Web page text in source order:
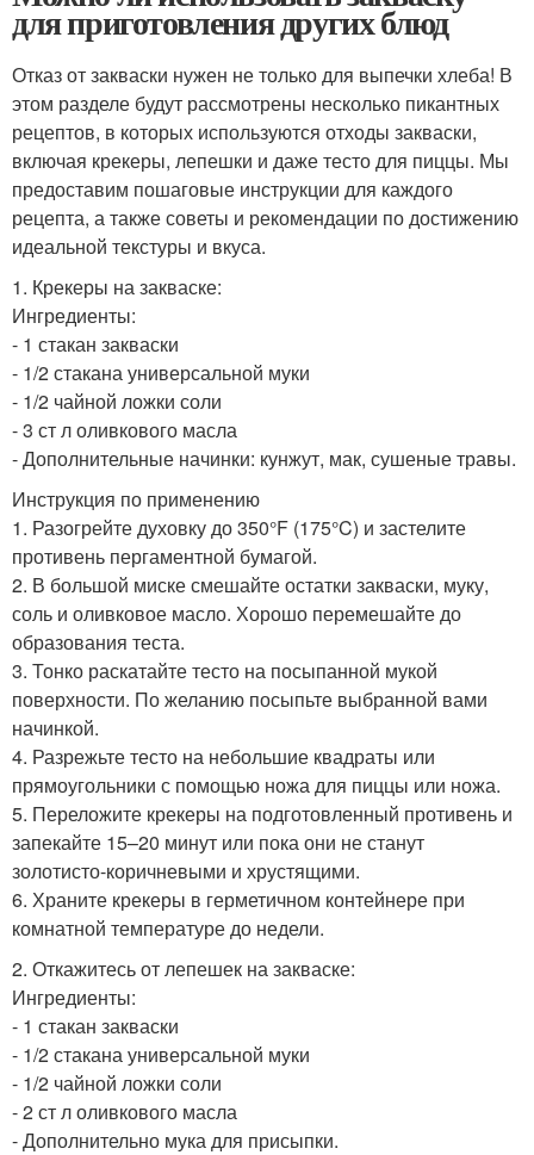
для приготовления других блюд
Отказ от закваски нужен не только для выпечки хлеба! В
этом разделе будут рассмотрены несколько пикантных
рецептов, в которых используются отходы закваски,
включая крекеры, лепешки и даже тесто для пиццы. Мы
предоставим пошаговые инструкции для каждого
рецепта, а также советы и рекомендации по достижению
идеальной текстуры и вкуса.
1. Крекеры на закваске:
Ингредиенты:
- 1 стакан закваски
- 1/2 стакана универсальной муки
- 1/2 чайной ложки соли
- 3 ст л оливкового масла
- Дополнительные начинки: кунжут, мак, сушеные травы.
Инструкция по применению
1. Разогрейте духовку до 350°F (175°C) и застелите
противень пергаментной бумагой.
2. В большой миске смешайте остатки закваски, муку,
соль и оливковое масло. Хорошо перемешайте до
образования теста.
3. Тонко раскатайте тесто на посыпанной мукой
поверхности. По желанию посыпьте выбранной вами
начинкой.
4. Разрежьте тесто на небольшие квадраты или
прямоугольники с помощью ножа для пиццы или ножа.
5. Переложите крекеры на подготовленный противень и
запекайте 15–20 минут или пока они не станут
золотисто-коричневыми и хрустящими.
6. Храните крекеры в герметичном контейнере при
комнатной температуре до недели.
2. Откажитесь от лепешек на закваске:
Ингредиенты:
- 1 стакан закваски
- 1/2 стакана универсальной муки
- 1/2 чайной ложки соли
- 2 ст л оливкового масла
- Дополнительно мука для присыпки.